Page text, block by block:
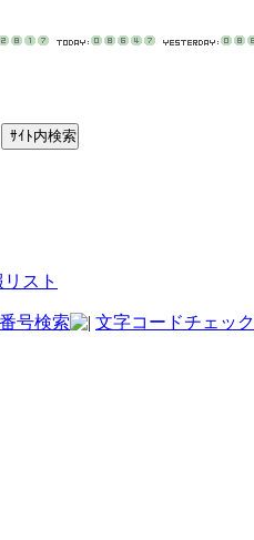
スト
号検索 文字コードチェック